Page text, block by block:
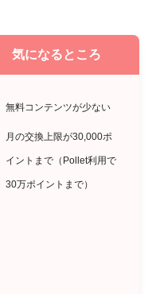
気になるところ
無料コンテンツが少ない
月の交換上限が30,000ポ
イントまで（Pollet利用で
30万ポイントまで）